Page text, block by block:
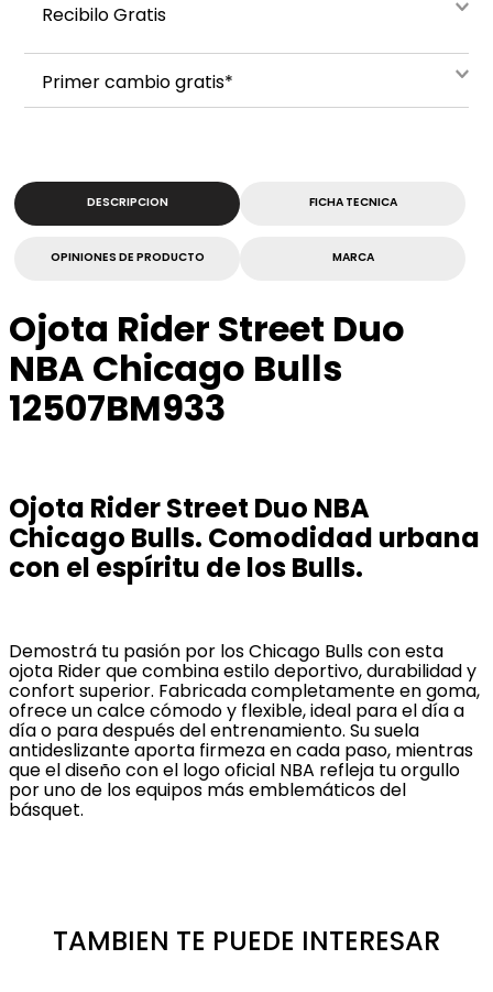
Recibilo Gratis
Primer cambio gratis*
DESCRIPCION FICHA TECNICA
OPINIONES DE PRODUCTO MARCA
Ojota Rider Street Duo
NBA Chicago Bulls
12507BM933
Ojota Rider Street Duo NBA
Chicago Bulls. Comodidad urbana
con el espíritu de los Bulls.
Demostrá tu pasión por los Chicago Bulls con esta
ojota Rider que combina estilo deportivo, durabilidad y
confort superior. Fabricada completamente en goma,
ofrece un calce cómodo y flexible, ideal para el día a
día o para después del entrenamiento. Su suela
antideslizante aporta firmeza en cada paso, mientras
que el diseño con el logo oficial NBA refleja tu orgullo
por uno de los equipos más emblemáticos del
básquet.
TAMBIEN TE PUEDE INTERESAR